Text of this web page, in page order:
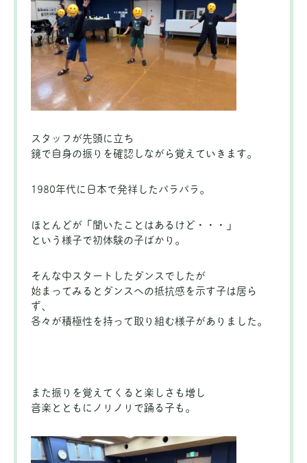
スタッフが先頭に立ち
鏡で自身の振りを確認しながら覚えていきます。
1980年代に日本で発祥したパラパラ。
ほとんどが「聞いたことはあるけど・・・」
という様子で初体験の子ばかり。
そんな中スタートしたダンスでしたが
始まってみるとダンスへの抵抗感を示す子は居ら
ず、
各々が積極性を持って取り組む様子がありました。
また振りを覚えてくると楽しさも増し
音楽とともにノリノリで踊る子も。